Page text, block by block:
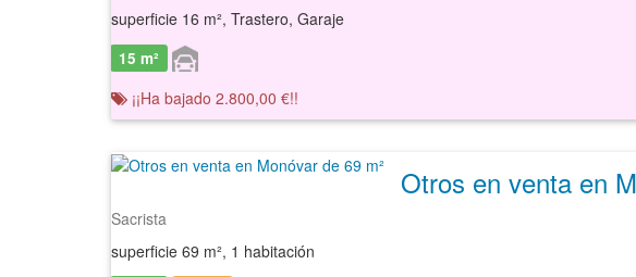
superficie 16 m², Trastero, Garaje
15 m²
¡¡Ha bajado 2.800,00 €!!
Otros en venta en
Sacrista
superficie 69 m², 1 habitación